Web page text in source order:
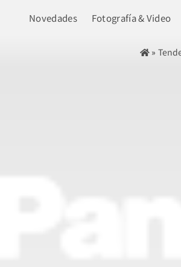
Novedades Fotografía & Video
»